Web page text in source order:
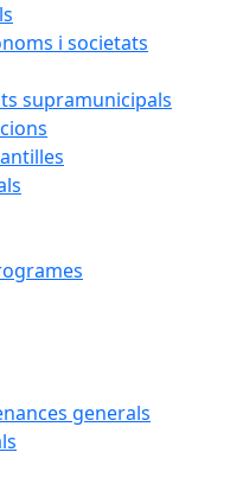
i societats
supramunicipals
generals